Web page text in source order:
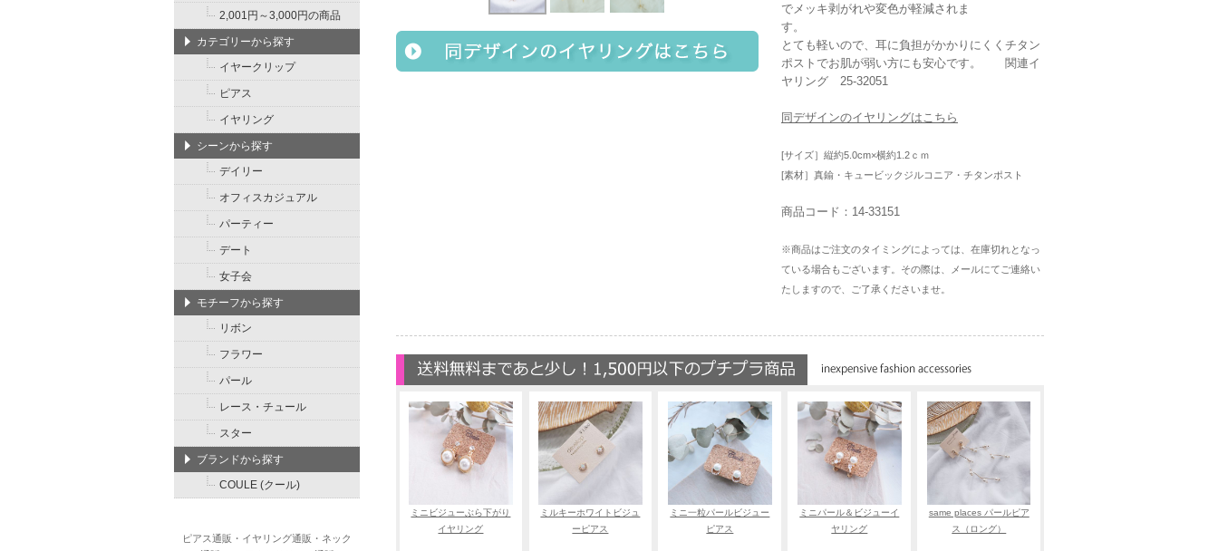
でメッキ剥がれや変色が軽減されま
す
とても軽いので、耳に負担がかかりにくくチタン
ポストでお肌が弱い方にも安心です。 関連イ
ヤリング 25-32051
同デザインのイヤリングはこちら
[サイズ］縦約5.0cm×横約1.2ｃｍ
[素材］真鍮・キュービックジルコニア・チタンポスト
商品コード：14-33151
※商品はご注文のタイミングによっては、在庫切れとなっ
ている場合もございます。その際は、メールにてご連絡い
たしますので、ご了承くださいませ。
ミニビジューぶら下がり
イヤリング
ミルキーホワイトビジュ
ーピアス
ミニ一粒パールビジュー
ピアス
ミニパール＆ビジューイ
ヤリング
same places パールピア
ス（ロング）
2,001円～3,000円の商品
カテゴリーから探す
イヤークリップ
ピアス
イヤリング
シーンから探す
デイリー
オフィスカジュアル
パーティー
デート
女子会
モチーフから探す
リボン
フラワー
パール
レース・チュール
スター
ブランドから探す
COULE (クール)
ピアス通販・イヤリング通販・ネック